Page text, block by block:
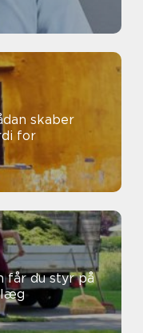
skaber
for